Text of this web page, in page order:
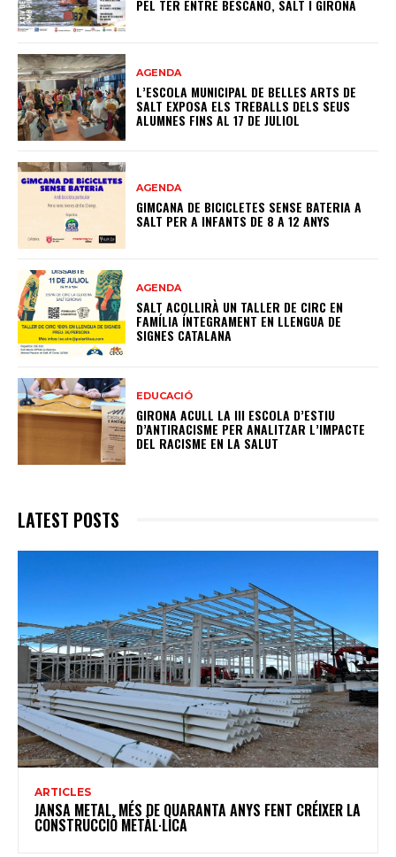
PEL TER ENTRE BESCANÓ, SALT I GIRONA
AGENDA
L’ESCOLA MUNICIPAL DE BELLES ARTS DE
SALT EXPOSA ELS TREBALLS DELS SEUS
ALUMNES FINS AL 17 DE JULIOL
AGENDA
GIMCANA DE BICICLETES SENSE BATERIA A
SALT PER A INFANTS DE 8 A 12 ANYS
AGENDA
SALT ACOLLIRÀ UN TALLER DE CIRC EN
FAMÍLIA ÍNTEGRAMENT EN LLENGUA DE
SIGNES CATALANA
EDUCACIÓ
GIRONA ACULL LA III ESCOLA D’ESTIU
D’ANTIRACISME PER ANALITZAR L’IMPACTE
DEL RACISME EN LA SALUT
LATEST POSTS
ARTICLES
JANSA METAL, MÉS DE QUARANTA ANYS FENT CRÉIXER LA
CONSTRUCCIÓ METÀL·LICA